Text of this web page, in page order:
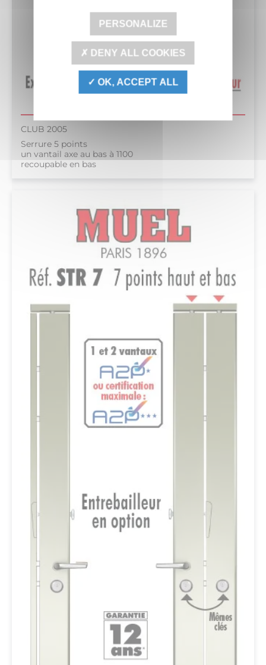
CLUB 2005
Serrure 5 points
un vantail axe au bas à 1100
recoupable en bas
PERSONALIZE
DENY ALL COOKIES
OK, ACCEPT ALL